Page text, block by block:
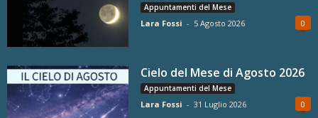
Appuntamenti del Mese
Lara Fossi - 5 Agosto 2026 0
Cielo del Mese di Agosto 2026
Appuntamenti del Mese
Lara Fossi - 31 Luglio 2026 0